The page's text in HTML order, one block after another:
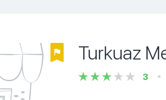
Turkuaz
3